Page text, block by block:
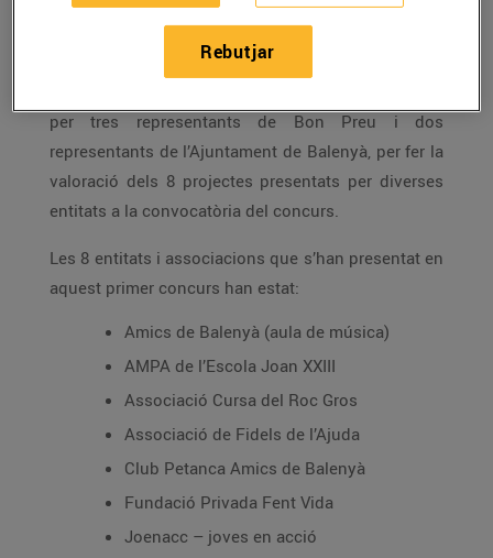
teixit associatiu del municipi i promoure projectes
que millorin la qualitat de vida dels seus veïns.
per tres representants de Bon Preu i dos
representants de l’Ajuntament de Balenyà, per fer la
valoració dels 8 projectes presentats per diverses
entitats a la convocatòria del concurs.
Les 8 entitats i associacions que s’han presentat en
aquest primer concurs han estat:
Amics de Balenyà (aula de música)
AMPA de l’Escola Joan XXIII
Associació Cursa del Roc Gros
Associació de Fidels de l’Ajuda
Club Petanca Amics de Balenyà
Fundació Privada Fent Vida
Joenacc – joves en acció
Rebutjar